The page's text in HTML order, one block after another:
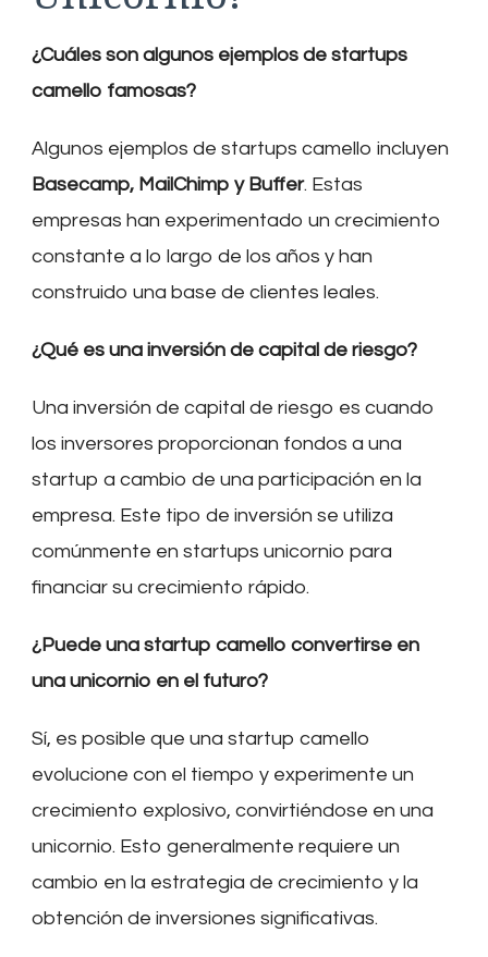
¿Cuáles son algunos ejemplos de startups
camello famosas?
Algunos ejemplos de startups camello incluyen
Basecamp, MailChimp y Buffer. Estas
empresas han experimentado un crecimiento
constante a lo largo de los años y han
construido una base de clientes leales.
¿Qué es una inversión de capital de riesgo?
Una inversión de capital de riesgo es cuando
los inversores proporcionan fondos a una
startup a cambio de una participación en la
empresa. Este tipo de inversión se utiliza
comúnmente en startups unicornio para
financiar su crecimiento rápido.
¿Puede una startup camello convertirse en
una unicornio en el futuro?
Sí, es posible que una startup camello
evolucione con el tiempo y experimente un
crecimiento explosivo, convirtiéndose en una
unicornio. Esto generalmente requiere un
cambio en la estrategia de crecimiento y la
obtención de inversiones significativas.